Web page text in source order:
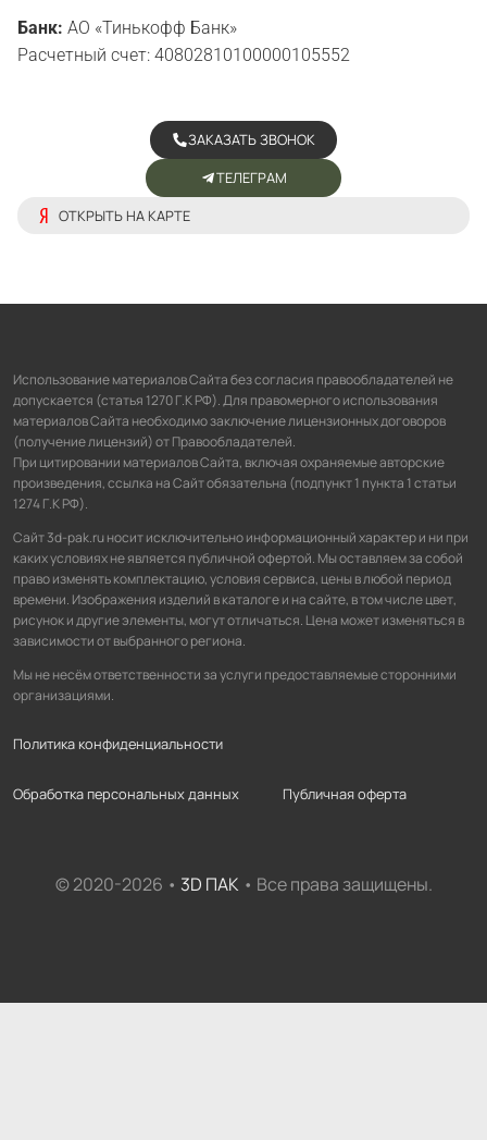
Банк: АО «Тинькофф Банк»
Расчетный счет: 40802810100000105552
ОТКРЫТЬ НА КАРТЕ
ТЕЛЕГРАМ
ЗАКАЗАТЬ ЗВОНОК
Использование материалов Сайта без согласия правообладателей не
допускается (статья 1270 Г.К РФ). Для правомерного использования
материалов Сайта необходимо заключение лицензионных договоров
(получение лицензий) от Правообладателей.
При цитировании материалов Сайта, включая охраняемые авторские
произведения, ссылка на Сайт обязательна (подпункт 1 пункта 1 статьи
1274 Г.К РФ).
Сайт 3d-pak.ru носит исключительно информационный характер и ни при
каких условиях не является публичной офертой. Мы оставляем за собой
право изменять комплектацию, условия сервиса, цены в любой период
времени. Изображения изделий в каталоге и на сайте, в том числе цвет,
рисунок и другие элементы, могут отличаться. Цена может изменяться в
зависимости от выбранного региона.
Мы не несём ответственности за услуги предоставляемые сторонними
организациями.
Политика конфиденциальности
Обработка персональных данных Публичная оферта
© 2020-2026 • 3D ПАК• Все права защищены.